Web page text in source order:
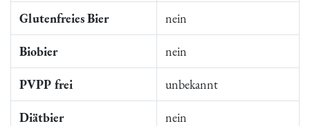
Glutenfreies Bier nein
Biobier nein
PVPP frei unbekannt
Diätbier nein